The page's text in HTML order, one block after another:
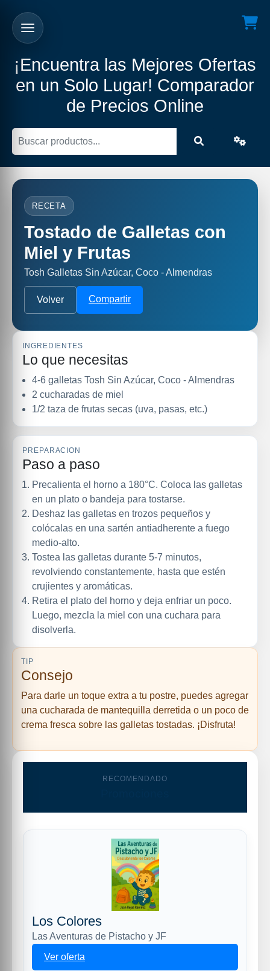
¡Encuentra las Mejores Ofertas
en un Solo Lugar! Comparador
de Precios Online
RECETA
Tostado de Galletas con
Miel y Frutas
Tosh Galletas Sin Azúcar, Coco - Almendras
Volver Compartir
INGREDIENTES
Lo que necesitas
4-6 galletas Tosh Sin Azúcar, Coco - Almendras
2 cucharadas de miel
1/2 taza de frutas secas (uva, pasas, etc.)
PREPARACION
Paso a paso
Precalienta el horno a 180°C. Coloca las galletas
en un plato o bandeja para tostarse.
Deshaz las galletas en trozos pequeños y
colócalas en una sartén antiadherente a fuego
medio-alto.
Tostea las galletas durante 5-7 minutos,
revolviendo constantemente, hasta que estén
crujientes y aromáticas.
Retira el plato del horno y deja enfriar un poco.
Luego, mezcla la miel con una cuchara para
disolverla.
TIP
Consejo
Para darle un toque extra a tu postre, puedes agregar
una cucharada de mantequilla derretida o un poco de
crema fresca sobre las galletas tostadas. ¡Disfruta!
RECOMENDADO
Los Colores
Las Aventuras de Pistacho y JF
Ver oferta